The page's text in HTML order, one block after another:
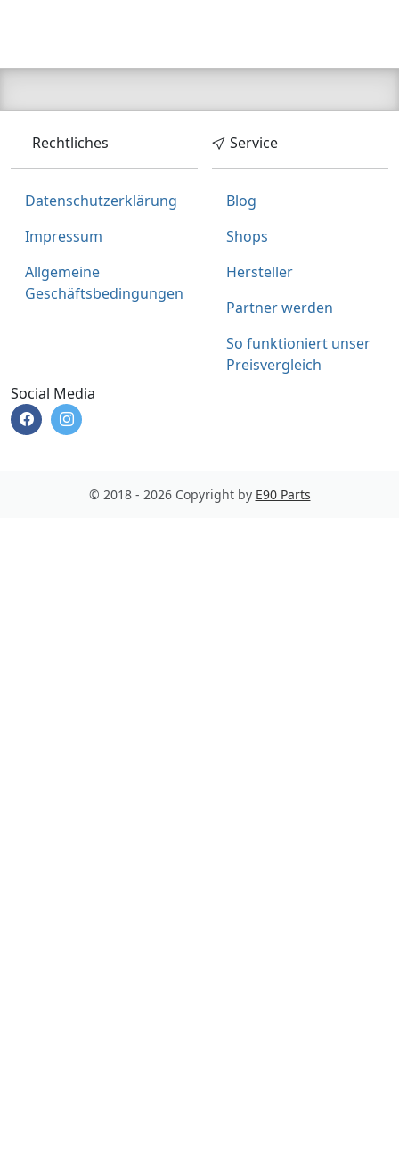
Rechtliches
Datenschutzerklärung
Impressum
Allgemeine
Geschäftsbedingungen
Service
Blog
Shops
Hersteller
Partner werden
So funktioniert unser
Preisvergleich
Social Media
© 2018 - 2026 Copyright by E90 Parts